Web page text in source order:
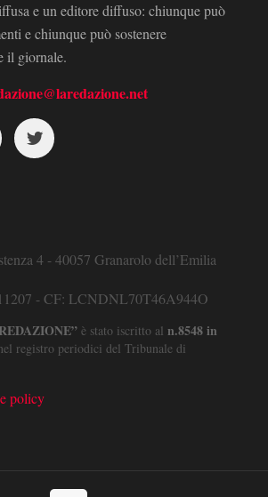
e un editore diffuso: chiunque può
e chiunque può sostenere
il giornale.
4 - 40057 Granarolo dell’Emilia
- CF: LCNDNL70T46A944O
è stato iscritto al n.8548 in
registro periodici del Tribunale di
policy